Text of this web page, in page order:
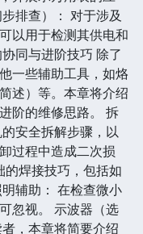
排查）： 对于涉及
以用于检测其供电和
同与进阶技巧 除了
一些辅助工具，如烙
述）等。本章将介绍
阶的维修思路。 拆
安全拆解步骤，以
过程中造成二次损
焊接技巧，包括如
辅助： 在检查微小
忽视。 示波器（选
，本章将简要介绍